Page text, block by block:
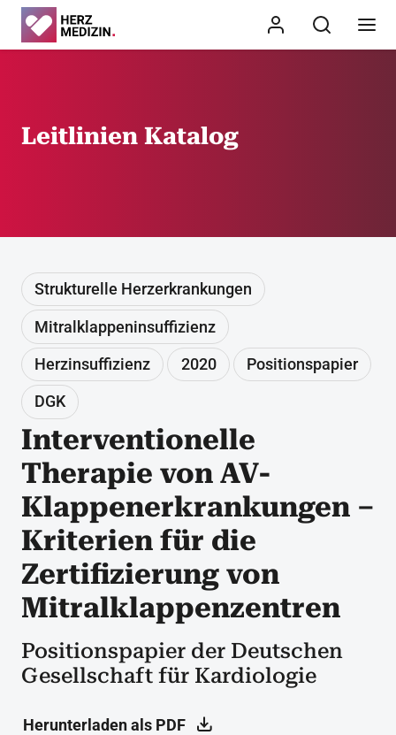
Leitlinien Katalog
Strukturelle Herzerkrankungen
Mitralklappeninsuffizienz
Herzinsuffizienz 2020 Positionspapier
DGK
Interventionelle
Therapie von AV-
Klappenerkrankungen –
Kriterien für die
Zertifizierung von
Mitralklappenzentren
Positionspapier der Deutschen
Gesellschaft für Kardiologie
Herunterladen als PDF